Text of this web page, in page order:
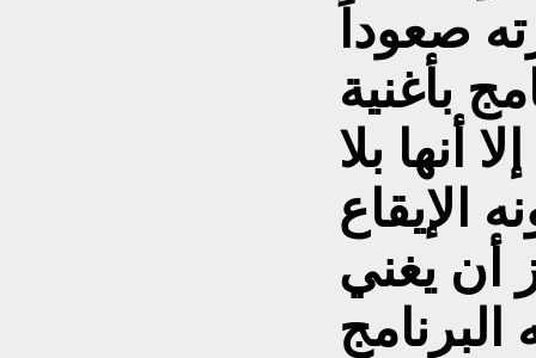
صعوداً
بأغنية
أنها بلا
الإيقاع
أن يغني